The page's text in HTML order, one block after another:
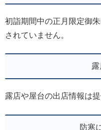
初詣期間中の正月限定御
されていません。
露店や屋台の出店情報は
防寒